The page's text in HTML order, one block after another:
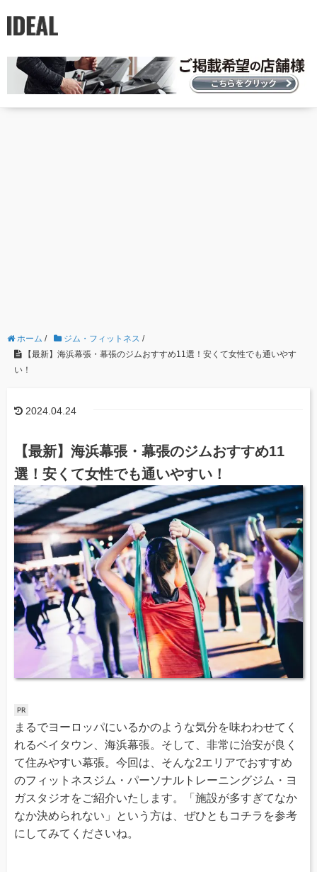
ホーム / ジム・フィットネス /
【最新】海浜幕張・幕張のジムおすすめ11選！安くて女性でも通いやす
い！
2024.04.24
【最新】海浜幕張・幕張のジムおすすめ11
選！安くて女性でも通いやすい！
まるでヨーロッパにいるかのような気分を味わわせてく
れるベイタウン、海浜幕張。そして、非常に治安が良く
て住みやすい幕張。今回は、そんな2エリアでおすすめ
のフィットネスジム・パーソナルトレーニングジム・ヨ
ガスタジオをご紹介いたします。「施設が多すぎてなか
なか決められない」という方は、ぜひともコチラを参考
にしてみてくださいね。